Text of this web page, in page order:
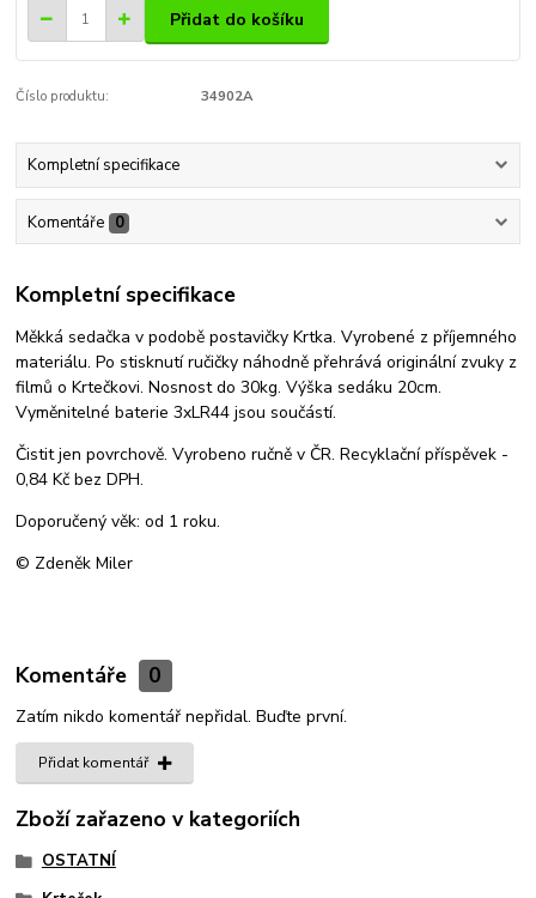
Přidat do košíku
Číslo produktu: 34902A
Kompletní specifikace
Komentáře 0
Kompletní specifikace
Měkká sedačka v podobě postavičky Krtka. Vyrobené z příjemného
materiálu. Po stisknutí ručičky náhodně přehrává originální zvuky z
filmů o Krtečkovi. Nosnost do 30kg. Výška sedáku 20cm.
Vyměnitelné baterie 3xLR44 jsou součástí.
Čistit jen povrchově. Vyrobeno ručně v ČR. Recyklační příspěvek -
0,84 Kč bez DPH.
Doporučený věk: od 1 roku.
© Zdeněk Miler
Komentáře 0
Zatím nikdo komentář nepřidal. Buďte první.
Přidat komentář
Zboží zařazeno v kategoriích
OSTATNÍ